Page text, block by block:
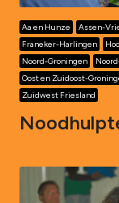
Aa en Hunze Assen-
Franeker-Harlingen
Noord-Groningen
Oost en Zuidoost-
Zuidwest Friesland